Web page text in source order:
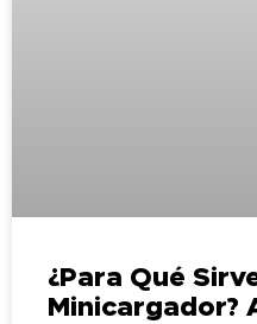
¿Para Qué
Minicargador?